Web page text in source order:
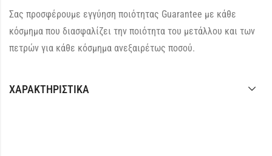
Σας προσφέρουμε εγγύηση ποιότητας Guarantee με κάθε
κόσμημα που διασφαλίζει την ποιότητα του μετάλλου και των
πετρών για κάθε κόσμημα ανεξαιρέτως ποσού.
ΧΑΡΑΚΤΗΡΙΣΤΙΚΆ